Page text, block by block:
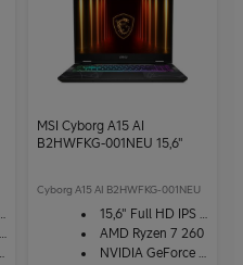
MSI Cyborg A15 AI
B2HWFKG-001NEU 15,6"
Cyborg A15 AI B2HWFKG-001NEU
15,6" Full HD IPS -näyttö
AMD Ryzen 7 260
NVIDIA GeForce RTX 5060